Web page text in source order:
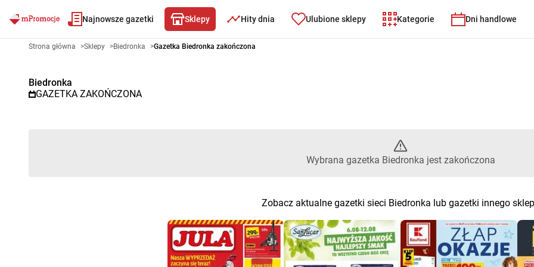
Najnowsze gazetki Sklepy Hity dnia Ulubione sklepy Kategorie Dni handlowe
Gazetka promocyjna Biedronka – Wybrana gazetka Biedronka
Strona główna >Sklepy >Biedronka >Gazetka Biedronka zakończona
Biedronka
GAZETKA ZAKOŃCZONA
Wybrana gazetka Biedronka jest zakończona
Zobacz aktualne gazetki sieci Biedronka lub gazetki innego